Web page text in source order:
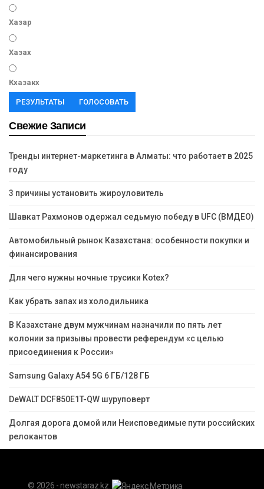
Хазар
Хазах
Кхазакх
РЕЗУЛЬТАТЫ ГОЛОСОВАТЬ
Свежие Записи
Тренды интернет-маркетинга в Алматы: что работает в 2025
году
3 причины установить жироуловитель
Шавкат Рахмонов одержал седьмую победу в UFC (ВМДЕО)
Автомобильный рынок Казахстана: особенности покупки и
финансирования
Для чего нужны ночные трусики Kotex?
Как убрать запах из холодильника
В Казахстане двум мужчинам назначили по пять лет
колонии за призывы провести референдум «с целью
присоединения к России»
Samsung Galaxy A54 5G 6 ГБ/128 ГБ
DeWALT DCF850E1T-QW шуруповерт
Долгая дорога домой или Неисповедимые пути российских
релокантов
© 2026 - newstaraz.kz.